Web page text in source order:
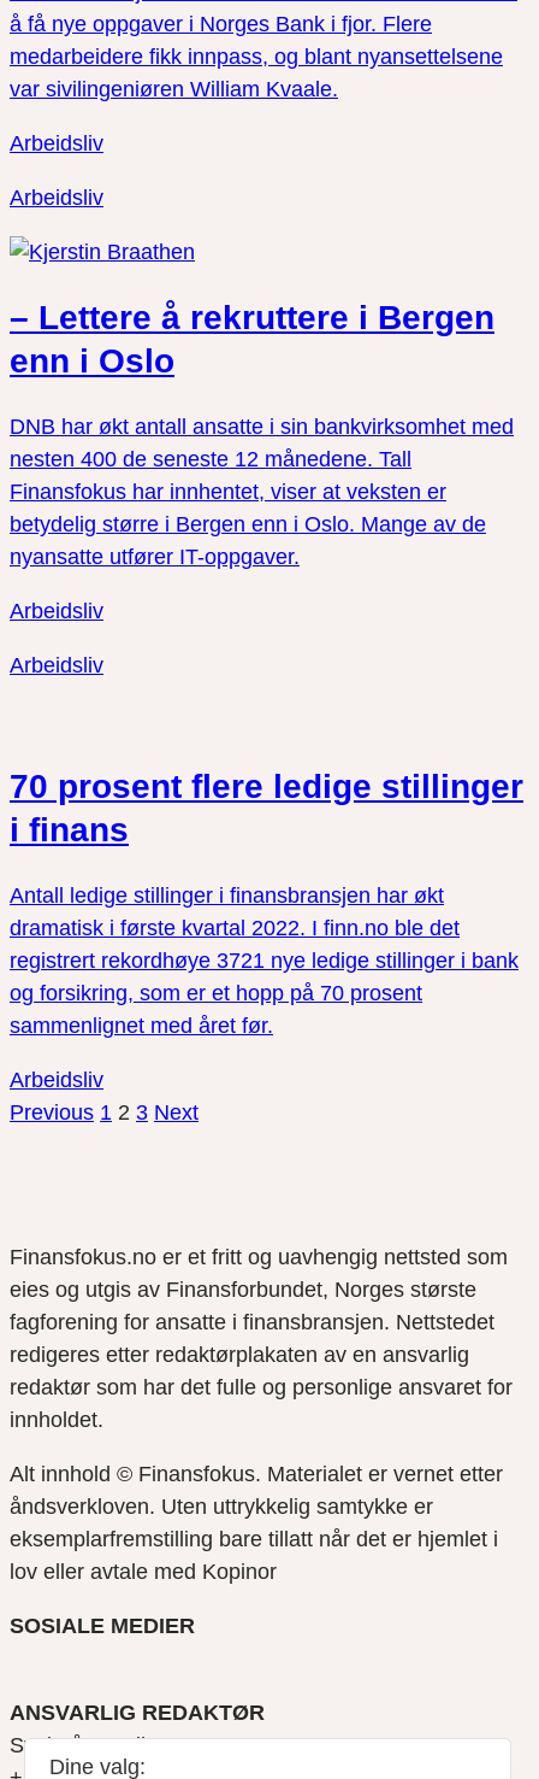
å få nye oppgaver i Norges Bank i fjor. Flere
medarbeidere fikk innpass, og blant nyansettelsene
var sivilingeniøren William Kvaale.
Arbeidsliv
Arbeidsliv
– Lettere å rekruttere i Bergen
enn i Oslo
DNB har økt antall ansatte i sin bankvirksomhet med
nesten 400 de seneste 12 månedene. Tall
Finansfokus har innhentet, viser at veksten er
betydelig større i Bergen enn i Oslo. Mange av de
nyansatte utfører IT-oppgaver.
Arbeidsliv
Arbeidsliv
70 prosent flere ledige stillinger
i finans
Antall ledige stillinger i finansbransjen har økt
dramatisk i første kvartal 2022. I finn.no ble det
registrert rekordhøye 3721 nye ledige stillinger i bank
og forsikring, som er et hopp på 70 prosent
sammenlignet med året før.
Arbeidsliv
Previous 1 2 3 Next
Finansfokus.no er et fritt og uavhengig nettsted som
eies og utgis av Finansforbundet, Norges største
fagforening for ansatte i finansbransjen. Nettstedet
redigeres etter redaktørplakaten av en ansvarlig
redaktør som har det fulle og personlige ansvaret for
innholdet.
Alt innhold © Finansfokus. Materialet er vernet etter
åndsverkloven. Uten uttrykkelig samtykke er
eksemplarfremstilling bare tillatt når det er hjemlet i
lov eller avtale med Kopinor
SOSIALE MEDIER
ANSVARLIG REDAKTØR
Svein Åge Eriksen
Dine valg: